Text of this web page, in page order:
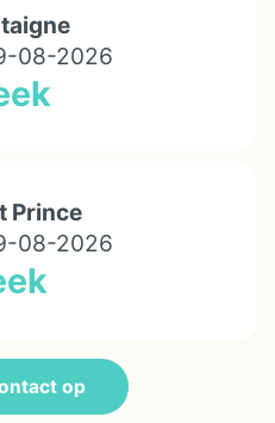
08-2026
Prince
08-2026
op